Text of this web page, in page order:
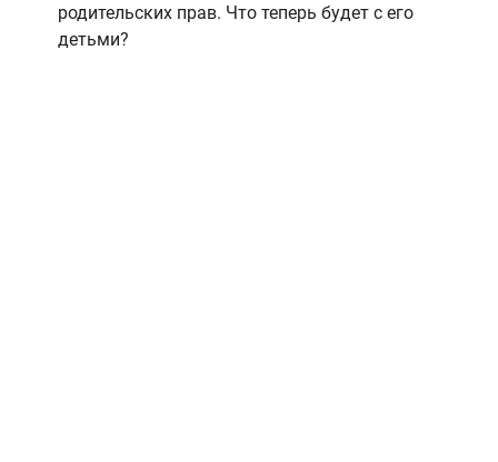
родительских прав. Что теперь будет с его
детьми?